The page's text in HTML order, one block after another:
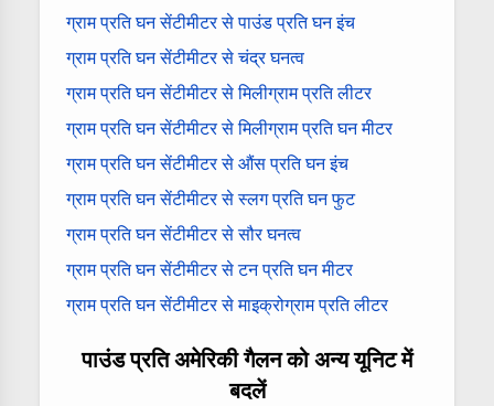
ग्राम प्रति घन सेंटीमीटर से पाउंड प्रति घन इंच
ग्राम प्रति घन सेंटीमीटर से चंद्र घनत्व
ग्राम प्रति घन सेंटीमीटर से मिलीग्राम प्रति लीटर
ग्राम प्रति घन सेंटीमीटर से मिलीग्राम प्रति घन मीटर
ग्राम प्रति घन सेंटीमीटर से औंस प्रति घन इंच
ग्राम प्रति घन सेंटीमीटर से स्लग प्रति घन फुट
ग्राम प्रति घन सेंटीमीटर से सौर घनत्व
ग्राम प्रति घन सेंटीमीटर से टन प्रति घन मीटर
ग्राम प्रति घन सेंटीमीटर से माइक्रोग्राम प्रति लीटर
पाउंड प्रति अमेरिकी गैलन को अन्य यूनिट में
बदलें